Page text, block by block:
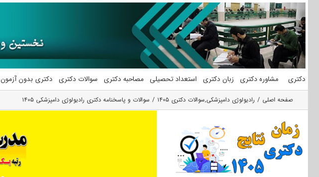
محتوا
دکتری مشاوره دکتری زبان دکتری استعداد تحصیلی مصاحبه دکتری سوالات دکتری دکتری بدون آزمون
صفحه اصلی رادیولوژی دامپزشکی,سوالات دکتری ۱۴۰۵ سوالات و پاسخنامه دکتری رادیولوژی دامپزشکی ۱۴۰۵